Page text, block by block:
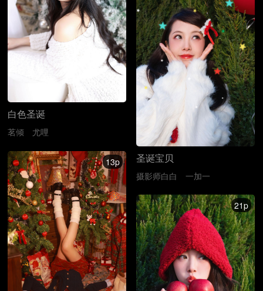
白色圣诞
茗倾 尤哩
圣诞宝贝
摄影师白白 一加一
13p
21p